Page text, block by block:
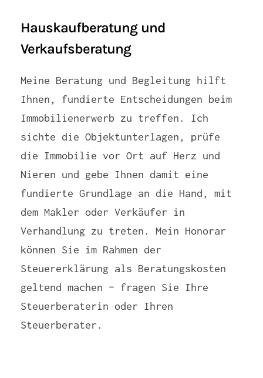
Hauskaufberatung und
Verkaufsberatung
Meine Beratung und Begleitung hilft
Ihnen, fundierte Entscheidungen beim
Immobilienerwerb zu treffen. Ich
sichte die Objektunterlagen, prüfe
die Immobilie vor Ort auf Herz und
Nieren und gebe Ihnen damit eine
fundierte Grundlage an die Hand, mit
dem Makler oder Verkäufer in
Verhandlung zu treten. Mein Honorar
können Sie im Rahmen der
Steuererklärung als Beratungskosten
geltend machen – fragen Sie Ihre
Steuerberaterin oder Ihren
Steuerberater.